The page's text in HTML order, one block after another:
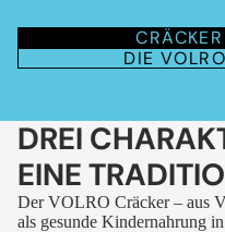
DIE
DREI
EINE
Der VOLRO Cräcker – aus
als gesunde Kindernahrung